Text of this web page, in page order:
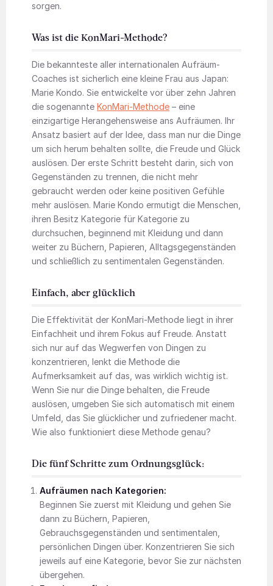
sorgen.
Was ist die KonMari-Methode?
Die bekannteste aller internationalen Aufräum-
Coaches ist sicherlich eine kleine Frau aus Japan:
Marie Kondo. Sie entwickelte vor über zehn Jahren
die sogenannte KonMari-Methode – eine
einzigartige Herangehensweise ans Aufräumen. Ihr
Ansatz basiert auf der Idee, dass man nur die Dinge
um sich herum behalten sollte, die Freude und Glück
auslösen. Der erste Schritt besteht darin, sich von
Gegenständen zu trennen, die nicht mehr
gebraucht werden oder keine positiven Gefühle
mehr auslösen. Marie Kondo ermutigt die Menschen,
ihren Besitz Kategorie für Kategorie zu
durchsuchen, beginnend mit Kleidung und dann
weiter zu Büchern, Papieren, Alltagsgegenständen
und schließlich zu sentimentalen Gegenständen.
Einfach, aber glücklich
Die Effektivität der KonMari-Methode liegt in ihrer
Einfachheit und ihrem Fokus auf Freude. Anstatt
sich nur auf das Wegwerfen von Dingen zu
konzentrieren, lenkt die Methode die
Aufmerksamkeit auf das, was wirklich wichtig ist.
Wenn Sie nur die Dinge behalten, die Freude
auslösen, umgeben Sie sich automatisch mit einem
Umfeld, das Sie glücklicher und zufriedener macht.
Wie also funktioniert diese Methode genau?
Die fünf Schritte zum Ordnungsglück:
Aufräumen nach Kategorien:
Beginnen Sie zuerst mit Kleidung und gehen Sie
dann zu Büchern, Papieren,
Gebrauchsgegenständen und sentimentalen,
persönlichen Dingen über. Konzentrieren Sie sich
jeweils auf eine Kategorie, bevor Sie zur nächsten
übergehen.